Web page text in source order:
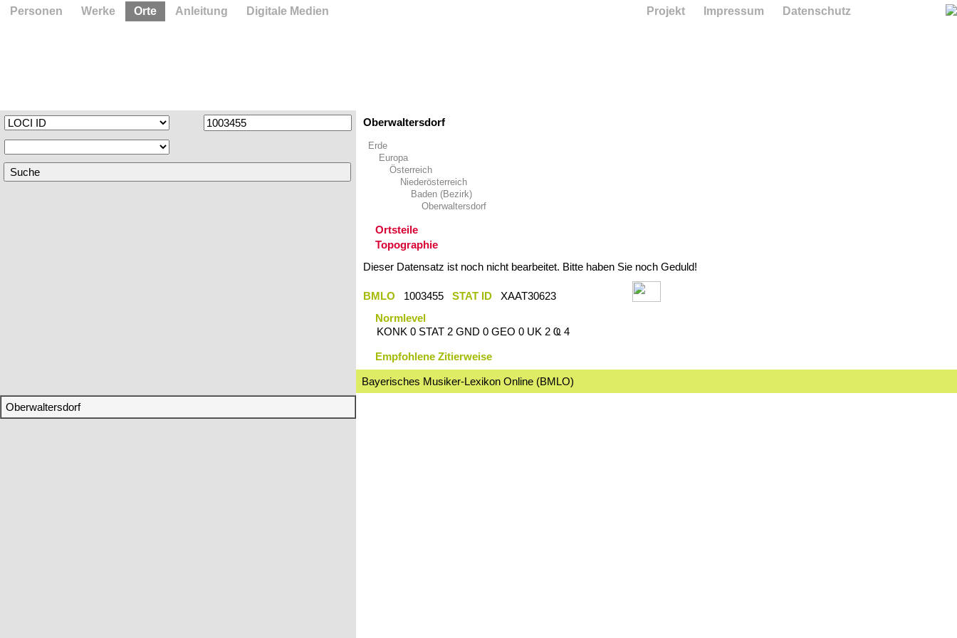
Oberwaltersdorf
Oberwaltersdorf
Erde
Europa
Österreich
Niederösterreich
Baden (Bezirk)
Oberwaltersdorf
Ortsteile
Topographie
Dieser Datensatz ist noch nicht bearbeitet. Bitte haben Sie noch Geduld!
BMLO 1003455 STAT ID
XAAT30623
Normlevel
KONK 0 STAT 2 GND 0 GEO 0 UK 2 Ҩ 4
Empfohlene Zitierweise
Bayerisches Musiker-Lexikon Online (BMLO)
Personen Werke Orte Anleitung Digitale Medien Projekt Impressum Datenschutz